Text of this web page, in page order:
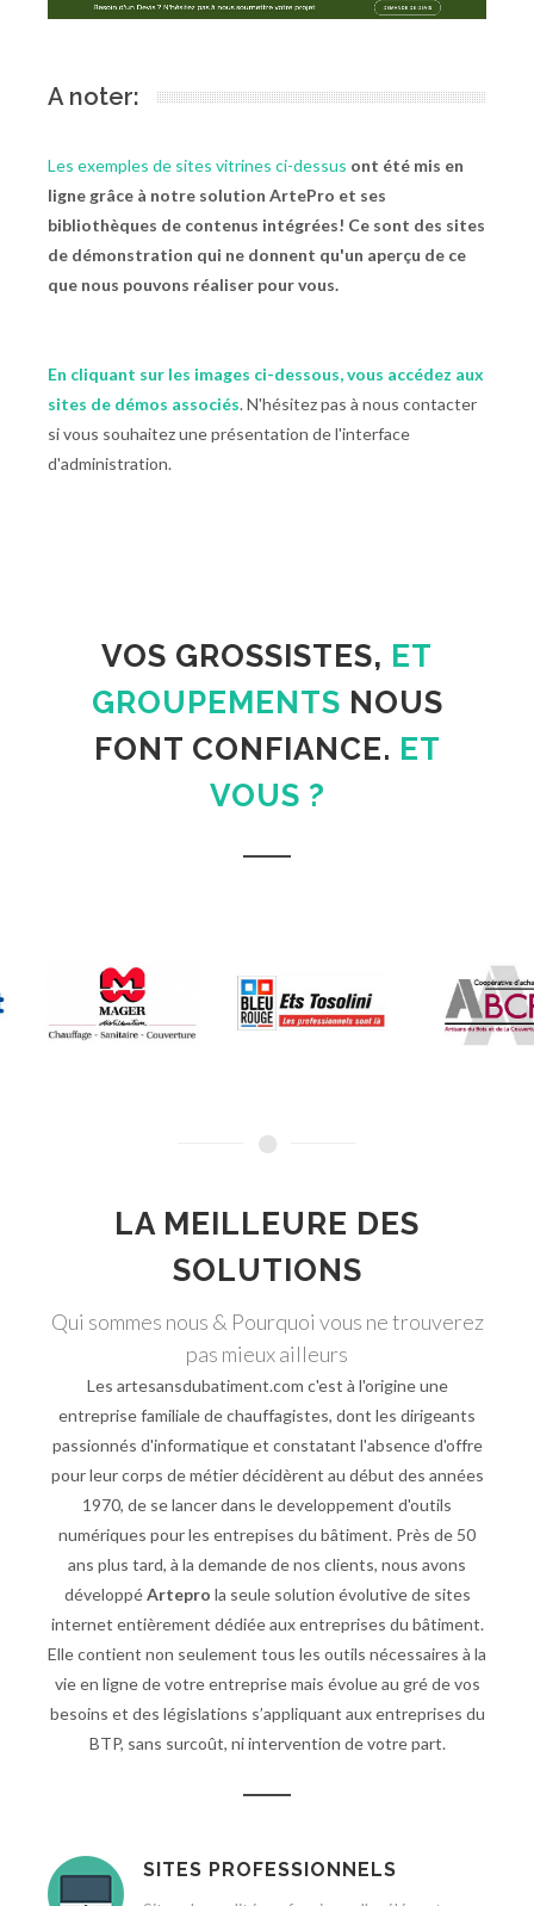
A noter:
Les exemples de sites vitrines ci-dessus ont été mis en
ligne grâce à notre solution ArtePro et ses
bibliothèques de contenus intégrées! Ce sont des sites
de démonstration qui ne donnent qu'un aperçu de ce
que nous pouvons réaliser pour vous.
En cliquant sur les images ci-dessous, vous accédez aux
sites de démos associés. N'hésitez pas à nous contacter
si vous souhaitez une présentation de l'interface
d'administration.
VOS GROSSISTES, ET
GROUPEMENTS NOUS
FONT CONFIANCE. ET
VOUS ?
LA MEILLEURE DES
SOLUTIONS
Qui sommes nous & Pourquoi vous ne trouverez
pas mieux ailleurs
Les artesansdubatiment.com c'est à l'origine une
entreprise familiale de chauffagistes, dont les dirigeants
passionnés d'informatique et constatant l'absence d'offre
pour leur corps de métier décidèrent au début des années
1970, de se lancer dans le developpement d'outils
numériques pour les entrepises du bâtiment. Près de 50
ans plus tard, à la demande de nos clients, nous avons
développéArtepro la seule solution évolutive de sites
internet entièrement dédiée aux entreprises du bâtiment.
Elle contient non seulement tous les outils nécessaires à la
vie en ligne de votre entreprise mais évolue au gré de vos
besoins et des législations s’appliquant aux entreprises du
BTP, sans surcoût, ni intervention de votre part.
SITES PROFESSIONNELS